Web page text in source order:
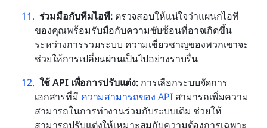
ร่วมมือกับทีมไอที: ตรวจสอบให้แน่ใจว่าแผนกไอที
ของคุณพร้อมรับมือกับความซับซ้อนที่อาจเกิดขึ้น
ระหว่างการรวมระบบ ความเชี่ยวชาญของพวกเขาจะ
ช่วยให้การเปลี่ยนผ่านเป็นไปอย่างราบรื่น
ใช้ API เพื่อการปรับแต่ง: การเลือกระบบจัดการ
เอกสารที่มี ความสามารถของ API สามารถเพิ่มความ
สามารถในการทำงานร่วมกับระบบเดิม ช่วยให้
สามารถปรับแต่งให้เหมาะสมกับความต้องการเฉพาะ